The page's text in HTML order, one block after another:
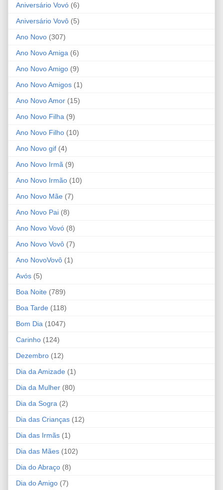
Aniversário Vovó (6)
Aniversário Vovô (5)
Ano Novo (307)
Ano Novo Amiga (6)
Ano Novo Amigo (9)
Ano Novo Amigos (1)
Ano Novo Amor (15)
Ano Novo Filha (9)
Ano Novo Filho (10)
Ano Novo gif (4)
Ano Novo Irmã (9)
Ano Novo Irmão (10)
Ano Novo Mãe (7)
Ano Novo Pai (8)
Ano Novo Vovó (8)
Ano Novo Vovô (7)
Ano NovoVovô (1)
Avós (5)
Boa Noite (789)
Boa Tarde (118)
Bom Dia (1047)
Carinho (124)
Dezembro (12)
Dia da Amizade (1)
Dia da Mulher (80)
Dia da Sogra (2)
Dia das Crianças (12)
Dia das Irmãs (1)
Dia das Mães (102)
Dia do Abraço (8)
Dia do Amigo (7)